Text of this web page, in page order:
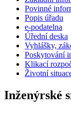
Povinné
Popis úřadu
e-podatelna
Úřední deska
Vyhlášky,
Poskytování
Klikací
Životní
Inženýrské